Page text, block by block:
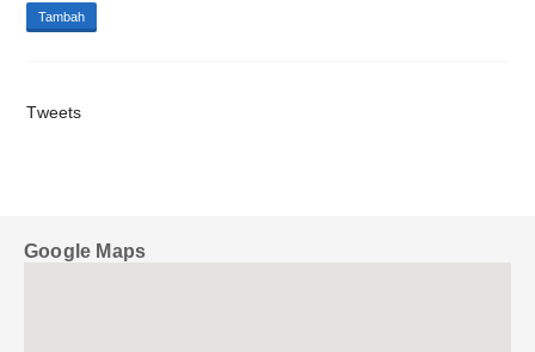
Tambah
Tweets
Google Maps